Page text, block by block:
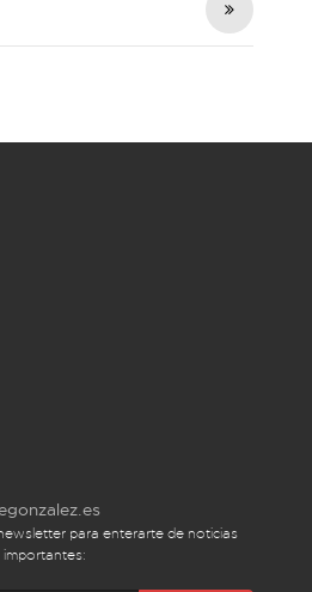
para enterarte de noticias
importantes: